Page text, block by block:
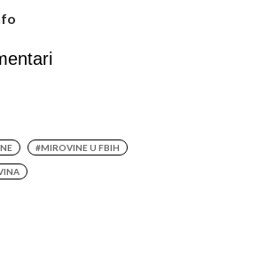
#MIROVINE U FBIH